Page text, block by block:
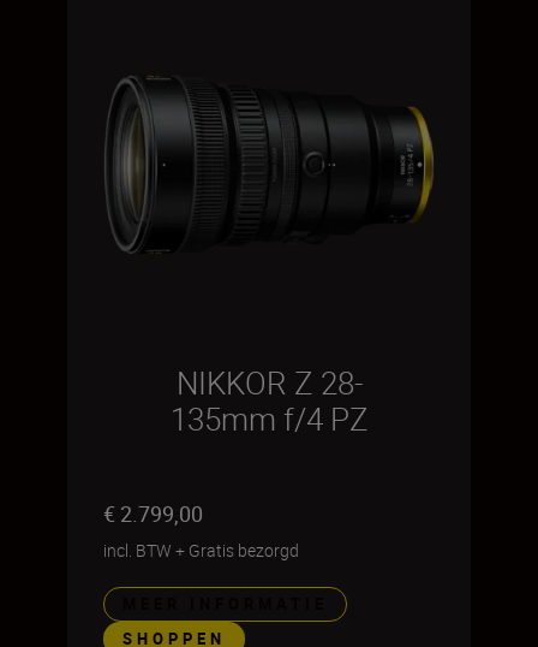
NIKKOR Z 28-
135mm f/4 PZ
€ 2.799,00
incl. BTW + Gratis bezorgd
SHOPPEN